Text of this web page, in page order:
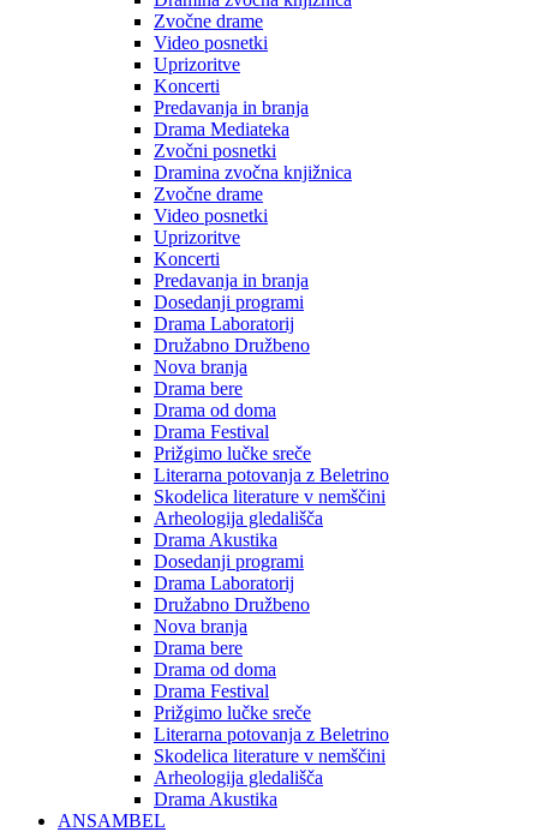
Zvočne drame
Video posnetki
Uprizoritve
Koncerti
Predavanja in branja
Drama Mediateka
Zvočni posnetki
Dramina zvočna knjižnica
Zvočne drame
Video posnetki
Uprizoritve
Koncerti
Predavanja in branja
Dosedanji programi
Drama Laboratorij
Družabno Družbeno
Nova branja
Drama bere
Drama od doma
Drama Festival
Prižgimo lučke sreče
Literarna potovanja z Beletrino
Skodelica literature v nemščini
Arheologija gledališča
Drama Akustika
Dosedanji programi
Drama Laboratorij
Družabno Družbeno
Nova branja
Drama bere
Drama od doma
Drama Festival
Prižgimo lučke sreče
Literarna potovanja z Beletrino
Skodelica literature v nemščini
Arheologija gledališča
Drama Akustika
ANSAMBEL